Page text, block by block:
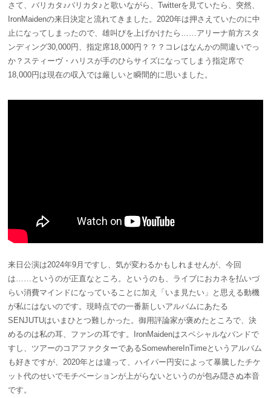
さて、バリカタ♪バリカタ♪と歌いながら、Twitterを見ていたら、突然、
IronMaidenの来日決定と流れてきました。2020年は押さえていたのに中
止になってしまったので、雄叫びを上げかけたら……アリーナ前方スタ
ンディング30,000円、指定席18,000円？？？コレはなんかの間違いでっ
か？スティーヴ・ハリスが手のひらサイズになってしまう指定席で
18,000円は現在の収入では厳しいと瞬間的に思いました。
来日公演は2024年9月ですし、気が変わるかもしれませんが、今回
は……というのが正直なところ。というのも、ライブにおカネを払いづ
らい消費マインドになっていることに加え「いま見たい」と思える動機
が私にはないのです。現時点での一番新しいアルバムにあたる
SENJUTUはいまひとつ難しかった。御用評論家が褒めたところで、決
めるのは私の耳、ファンの耳です。IronMaidenはスペシャルなバンドで
すし、ツアーのコアファクターであるSomewhereInTimeというアルバム
も好きですが、2020年とは違って、ハイパー円安によって暴騰したチケ
ット代のせいでモチベーションが上がらないというのが包み隠さぬ本音
です。